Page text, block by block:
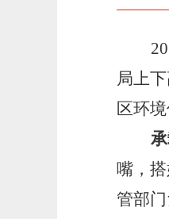
局上
区环
嘴，
管部